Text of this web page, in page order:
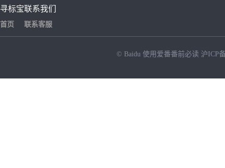
寻标宝
首页
联系我们
联系客服
© Baidu 使用爱番番前必读 沪ICP